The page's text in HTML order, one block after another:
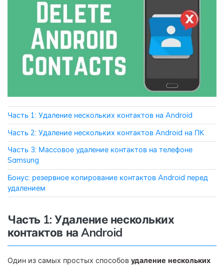
Переносите музыкальные
плейлисты с одного потокового
сервиса на другой.
Приложение
Mutsapper
Передавайте данные WhatsApp &
WhatsApp Business без сброса
настроек к заводским.
Передавайте данные смартфона,
устройствами.
Часть 1: Удаление нескольких контактов на Android
Часть 2: Удаление нескольких контактов Android на ПК
Часть 3: Массовое удаление контактов на телефоне
Samsung
Бонус: резервное копирование контактов Android перед
удалением
Часть 1: Удаление нескольких
контактов на Android
Один из самых простых способов удаление нескольких